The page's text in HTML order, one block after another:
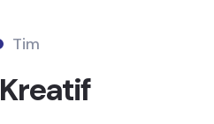
Tim
Kreatif